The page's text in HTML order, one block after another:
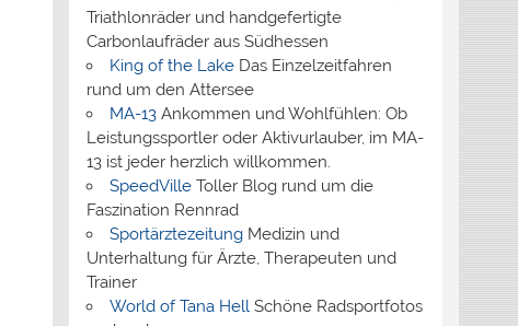
Triathlonräder und handgefertigte
Carbonlaufräder aus Südhessen
King of the LakeDas Einzelzeitfahren
rund um den Attersee
MA-13Ankommen und Wohlfühlen: Ob
Leistungssportler oder Aktivurlauber, im MA-
13 ist jeder herzlich willkommen.
SpeedVilleToller Blog rund um die
Faszination Rennrad
SportärztezeitungMedizin und
Unterhaltung für Ärzte, Therapeuten und
Trainer
World of Tana Hell Schöne Radsportfotos